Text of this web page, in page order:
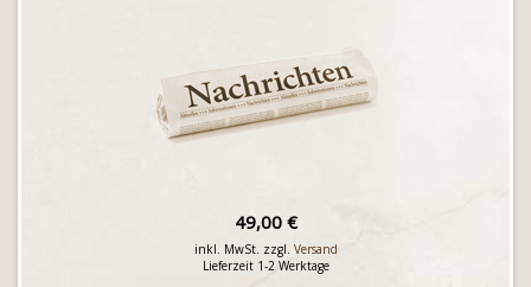
49,00 €
inkl. MwSt. zzgl. Versand
Lieferzeit 1-2 Werktage